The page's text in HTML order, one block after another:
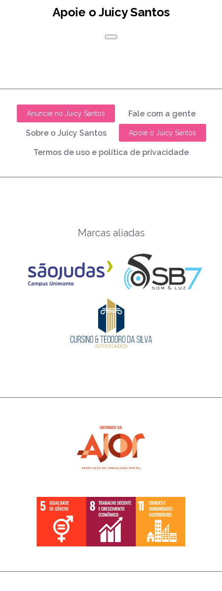
Apoie o Juicy Santos
Anuncie no Juicy Santos Fale com a gente
Sobre o Juicy Santos Apoie o Juicy Santos
Termos de uso e política de privacidade
Marcas aliadas